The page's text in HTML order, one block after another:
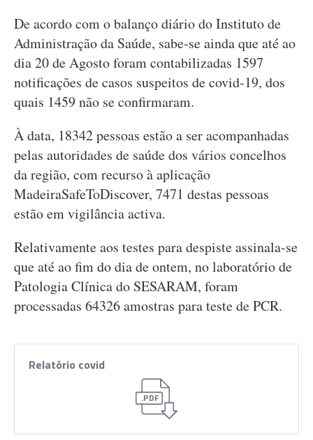
De acordo com o balanço diário do Instituto de
Administração da Saúde, sabe-se ainda que até ao
dia 20 de Agosto foram contabilizadas 1597
notificações de casos suspeitos de covid-19, dos
quais 1459 não se confirmaram.
À data, 18342 pessoas estão a ser acompanhadas
pelas autoridades de saúde dos vários concelhos
da região, com recurso à aplicação
MadeiraSafeToDiscover, 7471 destas pessoas
estão em vigilância activa.
Relativamente aos testes para despiste assinala-se
que até ao fim do dia de ontem, no laboratório de
Patologia Clínica do SESARAM, foram
processadas 64326 amostras para teste de PCR.
.PDF
Relatório covid